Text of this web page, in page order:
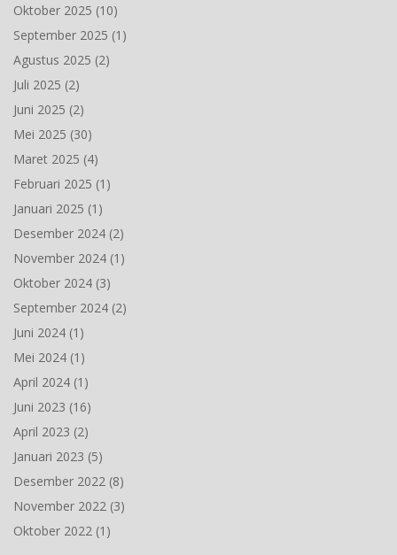
Oktober 2025 (10)
September 2025 (1)
Agustus 2025 (2)
Juli 2025 (2)
Juni 2025 (2)
Mei 2025 (30)
Maret 2025 (4)
Februari 2025 (1)
Januari 2025 (1)
Desember 2024 (2)
November 2024 (1)
Oktober 2024 (3)
September 2024 (2)
Juni 2024 (1)
Mei 2024 (1)
April 2024 (1)
Juni 2023 (16)
April 2023 (2)
Januari 2023 (5)
Desember 2022 (8)
November 2022 (3)
Oktober 2022 (1)